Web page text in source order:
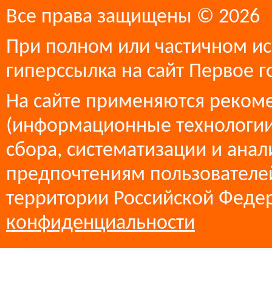
Все права защищены © 2026
При полном или частичном
гиперссылка на сайт Первое
На сайте применяются
(информационные
сбора, систематизации и
предпочтениям
территории Российской
конфиденциальности